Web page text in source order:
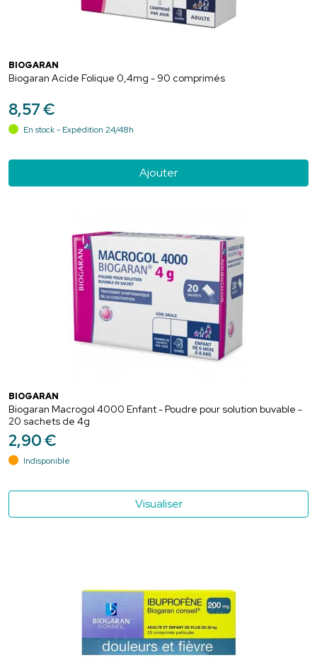
BIOGARAN
Biogaran Acide Folique 0,4mg - 90 comprimés
8,57€
En stock - Expédition 24/48h
Ajouter
BIOGARAN
Biogaran Macrogol 4000 Enfant - Poudre pour solution buvable -
20 sachets de 4g
2,90€
Indisponible
Visualiser